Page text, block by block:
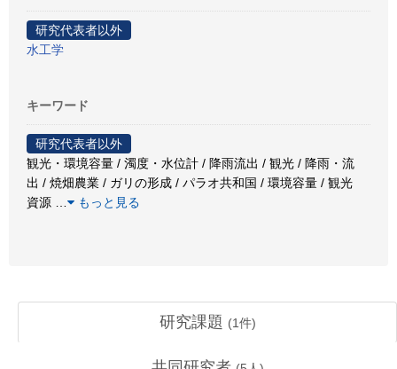
研究代表者以外
水工学
キーワード
研究代表者以外
観光・環境容量 / 濁度・水位計 / 降雨流出 / 観光 / 降雨・流
出 / 焼畑農業 / ガリの形成 / パラオ共和国 / 環境容量 / 観光
資源
もっと見る
研究課題 (1件)